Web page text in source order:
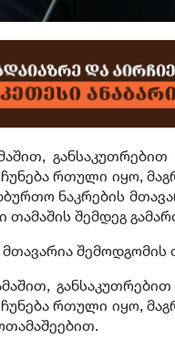
რთული იყო,
ნაკრების
თამაშის შემდეგ
შემოდგომის
რთული იყო,